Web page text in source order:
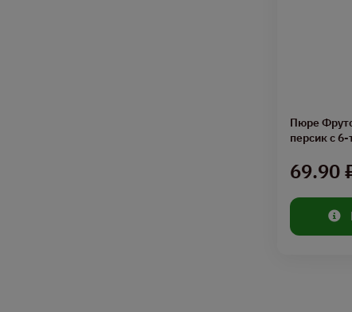
Пюре
персик с
69.90